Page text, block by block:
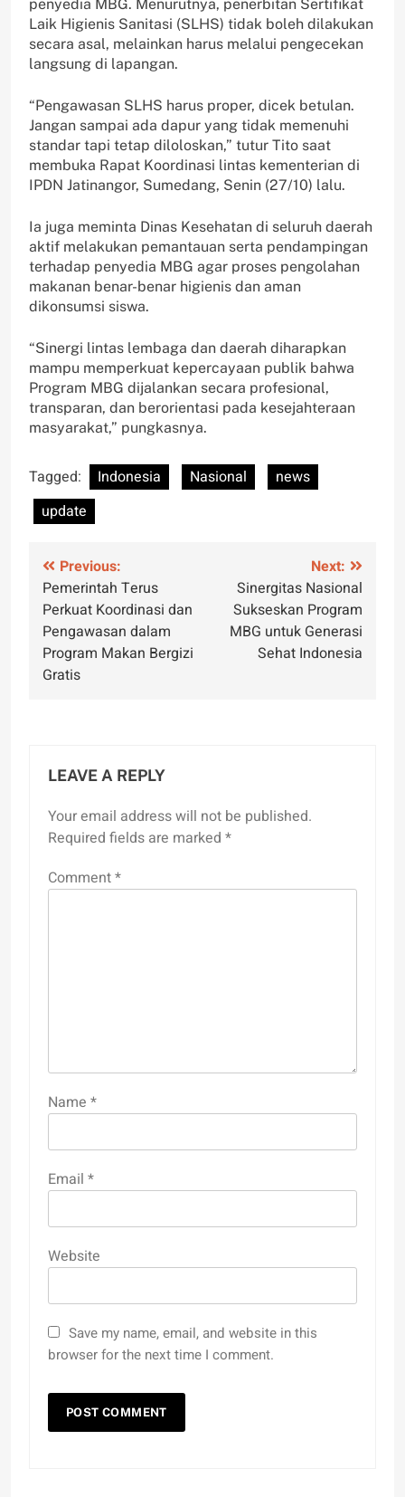
penyedia MBG. Menurutnya, penerbitan Sertifikat
Laik Higienis Sanitasi (SLHS) tidak boleh dilakukan
secara asal, melainkan harus melalui pengecekan
langsung di lapangan.
“Pengawasan SLHS harus proper, dicek betulan.
Jangan sampai ada dapur yang tidak memenuhi
standar tapi tetap diloloskan,” tutur Tito saat
membuka Rapat Koordinasi lintas kementerian di
IPDN Jatinangor, Sumedang, Senin (27/10) lalu.
Ia juga meminta Dinas Kesehatan di seluruh daerah
aktif melakukan pemantauan serta pendampingan
terhadap penyedia MBG agar proses pengolahan
makanan benar-benar higienis dan aman
dikonsumsi siswa.
“Sinergi lintas lembaga dan daerah diharapkan
mampu memperkuat kepercayaan publik bahwa
Program MBG dijalankan secara profesional,
transparan, dan berorientasi pada kesejahteraan
masyarakat,” pungkasnya.
Tagged: Indonesia Nasional
news
update
Post
navigation
Previous:
Pemerintah Terus
Perkuat Koordinasi dan
Pengawasan dalam
Program Makan Bergizi
Gratis
Next:
Sinergitas Nasional
Sukseskan Program
MBG untuk Generasi
Sehat Indonesia
LEAVE A REPLY
Your email address will not be published.
Required fields are marked *
Comment*
Name *
Email *
Website
Save my name, email, and website in this
browser for the next time I comment.